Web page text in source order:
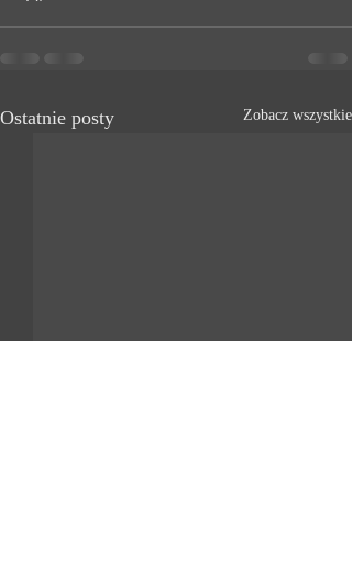
Ostatnie posty Zobacz wszystkie